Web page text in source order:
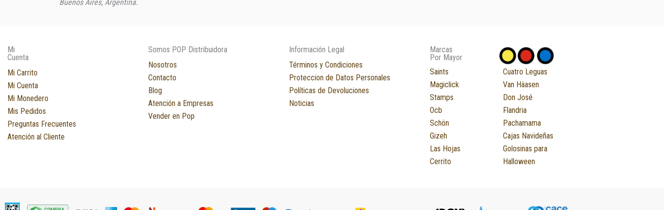
Buenos Aires, Argentina.
Mi
Cuenta
Mi Carrito
Mi Cuenta
Mi Monedero
Mis Pedidos
Preguntas Frecuentes
Atención al Cliente
Somos POP Distribuidora
Nosotros
Contacto
Blog
Atención a Empresas
Vender en Pop
Información Legal
Términos y Condiciones
Proteccion de Datos Personales
Políticas de Devoluciones
Noticias
Marcas
Por Mayor
Saints
Magiclick
Stamps
Ocb
Schön
Gizeh
Las Hojas
Cerrito
Cuatro Leguas
Van Häasen
Don José
Flandria
Pachamama
Cajas Navideñas
Golosinas para
Halloween